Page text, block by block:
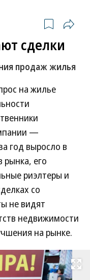
сделки
продаж жилья
на жилье
—
год выросло в
рынка, его
риэлтеры и
со
не видят
недвижимости
на рынке.
Развернуть